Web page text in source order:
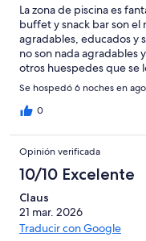
La zona de piscina es
buffet y snack bar son el
agradables, educados y
no son nada agradables
otros huespedes que se
nos correspodia una
restaurante
plazas y al dia siguiente
el parking cada cez que
interrogatorio y el
para hacer las gestiones
vehiculo. La comida del
adultos es pobre, arroz,
variantes, esa es la base.
concentraban la zona de
Se hospedó 6 noches en
0
Opinión verificada
10/10 Excelente
Claus
21 mar. 2026
Traducir con Google